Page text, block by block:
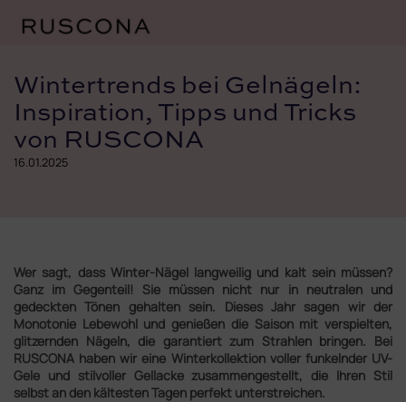
springen
Wintertrends bei Gelnägeln:
Inspiration, Tipps und Tricks
von RUSCONA
16.01.2025
Wer sagt, dass Winter-Nägel langweilig und kalt sein müssen?
Ganz im Gegenteil! Sie müssen nicht nur in neutralen und
gedeckten Tönen gehalten sein. Dieses Jahr sagen wir der
Monotonie Lebewohl und genießen die Saison mit verspielten,
glitzernden Nägeln, die garantiert zum Strahlen bringen. Bei
RUSCONA haben wir eine Winterkollektion voller funkelnder UV-
Gele und stilvoller Gellacke zusammengestellt, die Ihren Stil
selbst an den kältesten Tagen perfekt unterstreichen.